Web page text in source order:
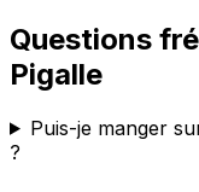
Questions
Pigalle
Puis-je manger
?